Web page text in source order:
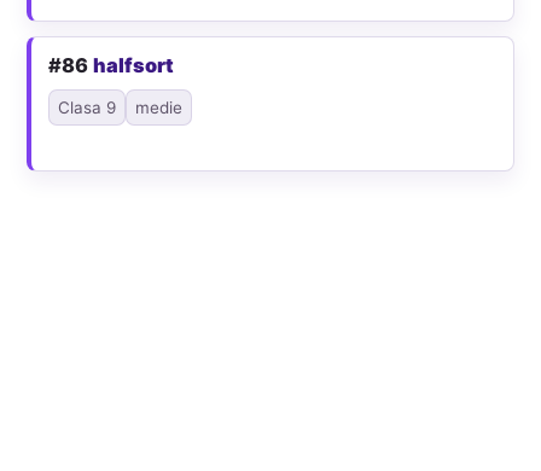
#86halfsort
Clasa 9 medie